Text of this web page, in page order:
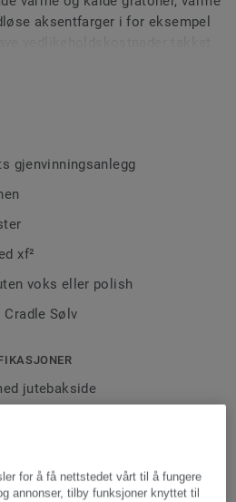
aksentfarger i for eksempel
som ikke skal
farger kan spesialbestilles.
Kontroller alltid aktuell bredde
gjenvinningsanlegg
xf²
voks eller polish
Sølv
jutebakside
miljø:
43 Høy
for å få nettstedet vårt til å fungere
annonser, tilby funksjoner knyttet til